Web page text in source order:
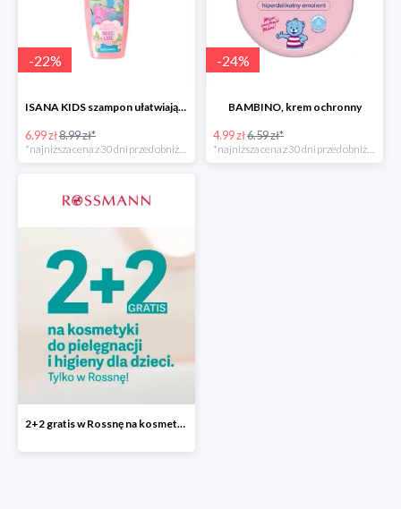
-22%
ISANA KIDS szampon ułatwiający rozczesywanie 200 ml
6.99 zł8.99 zł*
-24%
BAMBINO, krem ochronny
4.99 zł6.59 zł*
2+2 gratis w Rossnę na kosmetyki do pielęgnacji i higieny dla dzieci